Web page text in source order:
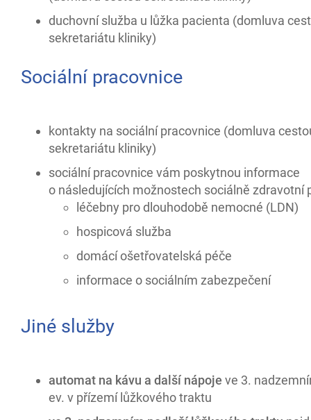
duchovní služba u lůžka pacienta (domluva
sekretariátu kliniky)
Sociální pracovnice
kontakty na sociální pracovnice (domluva
sekretariátu kliniky)
sociální pracovnice vám poskytnou informace
o následujících možnostech sociálně zdravotní
léčebny pro dlouhodobě nemocné (LDN)
hospicová služba
domácí ošetřovatelská péče
informace o sociálním zabezpečení
Jiné služby
automat na kávu a další nápoje ve 3.
ev. v přízemí lůžkového traktu